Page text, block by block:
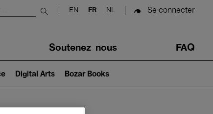
Submit search
EN FR NL Se connecter
Soutenez-nous FAQ
Digital Arts Bozar Books